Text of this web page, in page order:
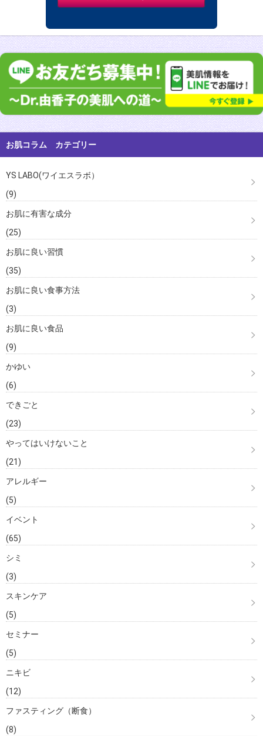
お肌コラム カテゴリー
YS LABO(ワイエスラボ）
(9)
お肌に有害な成分
(25)
お肌に良い習慣
(35)
お肌に良い食事方法
(3)
お肌に良い食品
(9)
かゆい
(6)
できごと
(23)
やってはいけないこと
(21)
アレルギー
(5)
イベント
(65)
シミ
(3)
スキンケア
(5)
セミナー
(5)
ニキビ
(12)
ファスティング（断食）
(8)